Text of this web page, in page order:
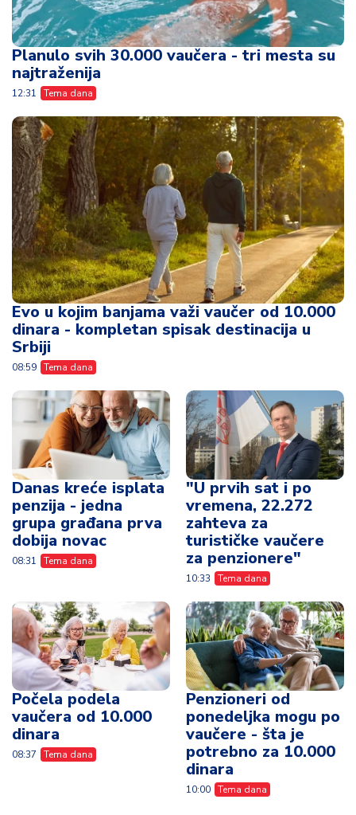
Planulo svih 30.000 vaučera - tri mesta su
najtraženija
12:31 Tema dana
Evo u kojim banjama važi vaučer od 10.000
dinara - kompletan spisak destinacija u
Srbiji
08:59 Tema dana
Danas kreće isplata
penzija - jedna
grupa građana prva
dobija novac
08:31 Tema dana
"U prvih sat i po
vremena, 22.272
zahteva za
turističke vaučere
za penzionere"
10:33 Tema dana
Počela podela
vaučera od 10.000
dinara
08:37 Tema dana
Penzioneri od
ponedeljka mogu po
vaučere - šta je
potrebno za 10.000
dinara
10:00 Tema dana